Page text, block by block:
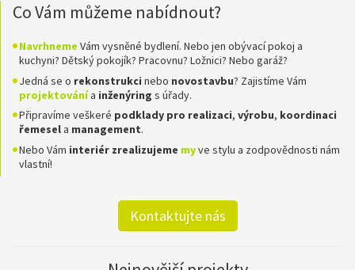
Co Vám můžeme nabídnout?
Navrhneme Vám vysněné bydlení. Nebo jen obývací pokoj a
kuchyni? Dětský pokojík? Pracovnu? Ložnici? Nebo garáž?
Jedná se o rekonstrukci nebo novostavbu? Zajistíme Vám
projektovánía inženýring s úřady.
Připravíme veškeré podklady pro realizaci, výrobu, koordinaci
řemesela management.
Nebo Vám interiér zrealizujeme myve stylu a zodpovědnosti nám
vlastní!
Kontaktujte nás